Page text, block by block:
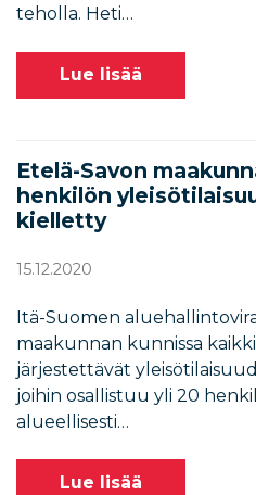
teholla. Heti…
Lue lisää
Etelä-Savon
henkilön
kielletty
15.12.2020
Itä-Suomen
maakunnan kunnissa
järjestettävät
joihin osallistuu yli 20
alueellisesti…
Lue lisää